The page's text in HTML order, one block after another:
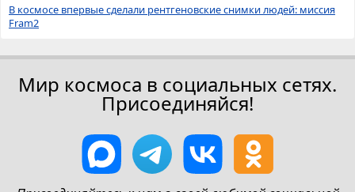
В космосе впервые сделали рентгеновские снимки людей: миссия
Fram2
Мир космоса в социальных сетях.
Присоединяйся!